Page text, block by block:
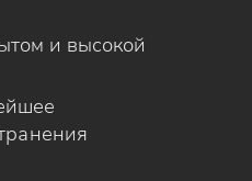
и высокой